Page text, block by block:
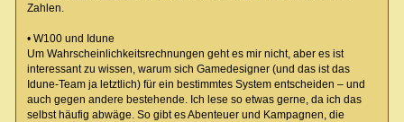
Zahlen.
• W100 und Idune
Um Wahrscheinlichkeitsrechnungen geht es mir nicht, aber es ist
interessant zu wissen, warum sich Gamedesigner (und das ist das
Idune-Team ja letztlich) für ein bestimmtes System entscheiden – und
auch gegen andere bestehende. Ich lese so etwas gerne, da ich das
selbst häufig abwäge. So gibt es Abenteuer und Kampagnen, die